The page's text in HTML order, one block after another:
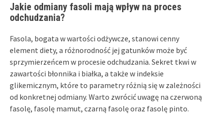
Jakie odmiany fasoli mają wpływ na proces
odchudzania?
Fasola, bogata w wartości odżywcze, stanowi cenny
element diety, a różnorodność jej gatunków może być
sprzymierzeńcem w procesie odchudzania. Sekret tkwi w
zawartości błonnika i białka, a także w indeksie
glikemicznym, które to parametry różnią się w zależności
od konkretnej odmiany. Warto zwrócić uwagę na czerwoną
fasolę, fasolę mamut, czarną fasolę oraz fasolę pinto.